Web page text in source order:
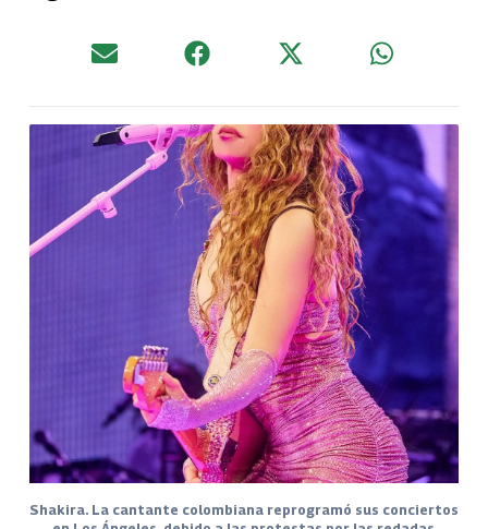
Shakira. La cantante colombiana reprogramó sus conciertos